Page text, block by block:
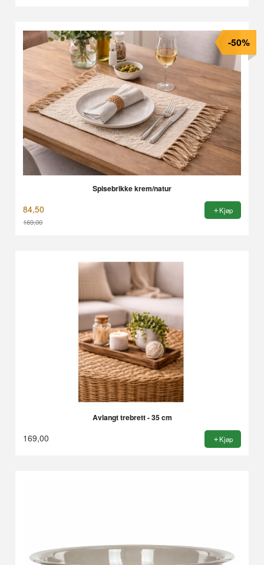
Spisebrikke krem/natur
84,50
169,00
-50%
Kjøp
Avlangt trebrett - 35 cm
169,00 Kjøp